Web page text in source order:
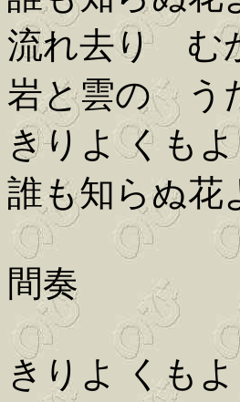
流れ去り む
岩と雲の う
きりよ くも
誰も知らぬ花
間奏
きりよ くもよ